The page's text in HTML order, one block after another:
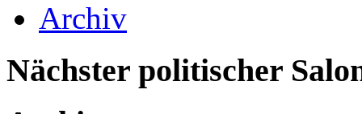
Archiv
Nächster politischer